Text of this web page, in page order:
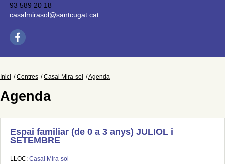
93 589 20 18
casalmirasol@santcugat.cat
Inici Centres Casal Mira-sol Agenda
Agenda
Espai familiar (de 0 a 3 anys) JULIOL i
SETEMBRE
LLOC: Casal Mira-sol